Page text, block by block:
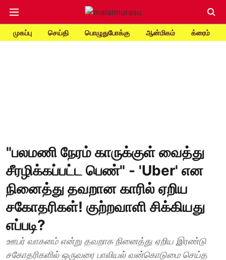
முகப்பு செய்தி பொழுதுபோக்கு ஆன்மிகம் க்ரைம்
"பலமணி நேரம் காருக்குள் வைத்து
சீரழிக்கப்பட்ட பெண்" - 'Uber' என
நினைத்து தவறான காரில் ஏறிய
சகோதரிகள்! குற்றவாளி சிக்கியது
எப்படி?
ஊபர் வாகனம் என்று தவறாக நினைத்து ஏறிய இரண்டு
சகோதரிகளில் ஒருவரை பாலியல் வன்கொடுமை செய்த